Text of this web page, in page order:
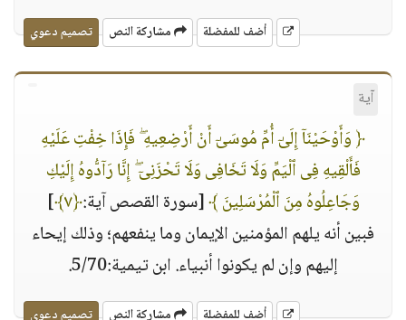
أضف للمفضلة مشاركة النص تصميم دعوي
آية
﴿ وَأَوْحَيْنَآ إِلَىٰٓ أُمِّ مُوسَىٰٓ أَنْ أَرْضِعِيهِ ۖ فَإِذَا خِفْتِ عَلَيْهِ
فَأَلْقِيهِ فِى ٱلْيَمِّ وَلَا تَخَافِى وَلَا تَحْزَنِىٓ ۖ إِنَّا رَآدُّوهُ إِلَيْكِ
وَجَاعِلُوهُ مِنَ ٱلْمُرْسَلِينَ ﴾[سورة القصص آية:﴿٧﴾
]
فبين أنه يلهم المؤمنين الإيمان وما ينفعهم؛ وذلك إيحاء
إليهم وإن لم يكونوا أنبياء. ابن تيمية:5/70.
أضف للمفضلة مشاركة النص تصميم دعوي